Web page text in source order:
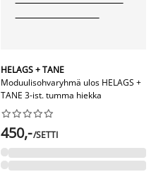
HELAGS + TANE
Moduulisohvaryhmä ulos HELAGS +
TANE 3-ist. tumma hiekka






450,-/SETTI